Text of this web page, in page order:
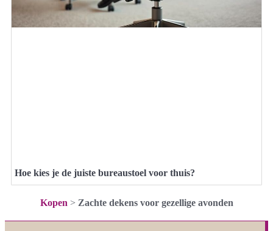
Hoe kies je de juiste bureaustoel voor thuis?
Kopen > Zachte dekens voor gezellige avonden